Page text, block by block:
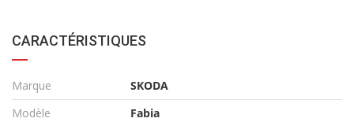
CARACTÉRISTIQUES
Marque
SKODA
Modèle
Fabia